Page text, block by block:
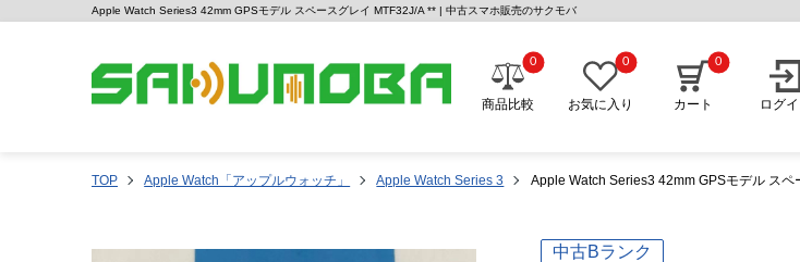
Apple Watch Series3 42mm GPSモデル スペースグレイ MTF32J/A ** | 中古スマホ販売のサクモバ
商品比較
0
お気に入り
0
カート
0
ログ
TOP Apple Watch「アップルウォッチ」 Apple Watch Series 3 Apple Watch Series3 42mm GPSモデル スペ
中古Bランク